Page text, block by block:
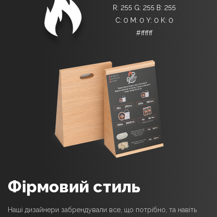
R: 255 G: 255 B: 255
C: 0 M: 0 Y: 0 K: 0
#ffffff
фірмовий стиль
Наші дизайнери забрендували все, що потрібно, та навіть